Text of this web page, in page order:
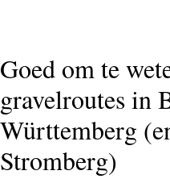
Goed om te
gravelroutes in
Württemberg
Stromberg)